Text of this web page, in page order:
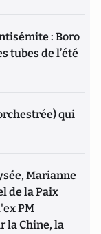
: Boro
tubes de l’été
qui
Marianne
de la Paix
PM
la Chine, la